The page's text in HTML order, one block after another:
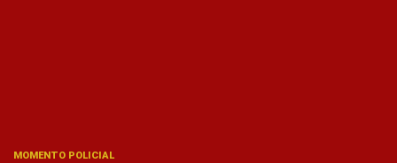
MOMENTO POLICIAL